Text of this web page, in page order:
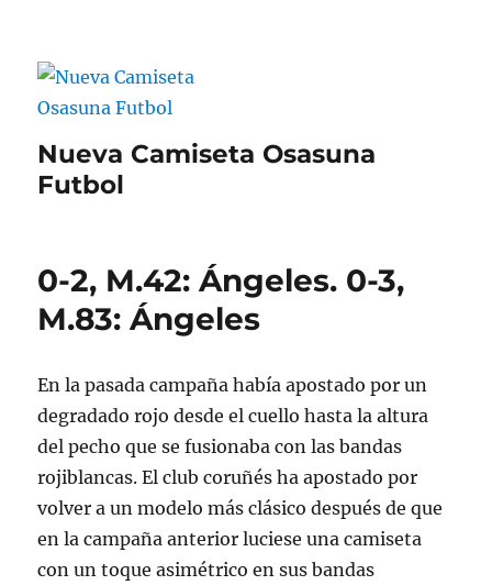
Nueva Camiseta Osasuna
Futbol
0-2, M.42: Ángeles. 0-3,
M.83: Ángeles
En la pasada campaña había apostado por un
degradado rojo desde el cuello hasta la altura
del pecho que se fusionaba con las bandas
rojiblancas. El club coruñés ha apostado por
volver a un modelo más clásico después de que
en la campaña anterior luciese una camiseta
con un toque asimétrico en sus bandas